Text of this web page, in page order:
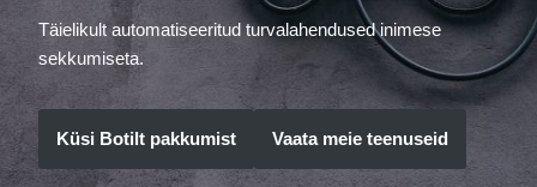
Täielikult automatiseeritud turvalahendused inimese
sekkumiseta.
Küsi Botilt pakkumist Vaata meie teenuseid